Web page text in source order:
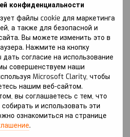
конфиденциальности
файлы cookie для маркетинга
а также для безопасной и
Вы можете изменить это в
Нажмите на кнопку
согласие на использование
совершенствуем наши
Microsoft Clarity, чтобы
нашим веб-сайтом.
вы соглашаетесь с тем, что
и использовать эти
ознакомиться на странице
.
II
II
c